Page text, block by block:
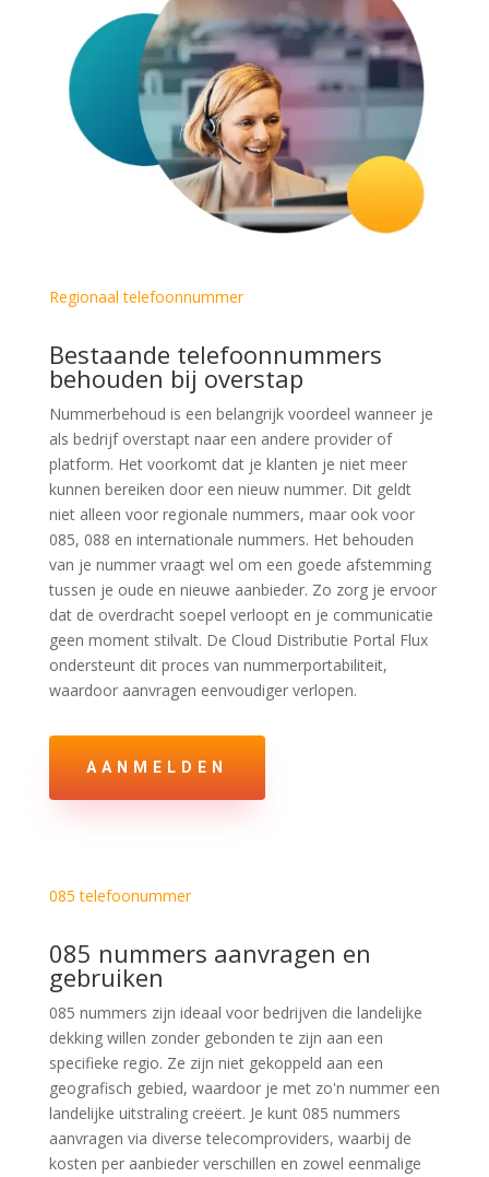
Regionaal telefoonnummer
Bestaande telefoonnummers
behouden bij overstap
Nummerbehoud is een belangrijk voordeel wanneer je
als bedrijf overstapt naar een andere provider of
platform. Het voorkomt dat je klanten je niet meer
kunnen bereiken door een nieuw nummer. Dit geldt
niet alleen voor regionale nummers, maar ook voor
085, 088 en internationale nummers. Het behouden
van je nummer vraagt wel om een goede afstemming
tussen je oude en nieuwe aanbieder. Zo zorg je ervoor
dat de overdracht soepel verloopt en je communicatie
geen moment stilvalt. De Cloud Distributie Portal Flux
ondersteunt dit proces van nummerportabiliteit,
waardoor aanvragen eenvoudiger verlopen.
AANMELDEN
085 telefoonummer
085 nummers aanvragen en
gebruiken
085 nummers zijn ideaal voor bedrijven die landelijke
dekking willen zonder gebonden te zijn aan een
specifieke regio. Ze zijn niet gekoppeld aan een
geografisch gebied, waardoor je met zo'n nummer een
landelijke uitstraling creëert. Je kunt 085 nummers
aanvragen via diverse telecomproviders, waarbij de
kosten per aanbieder verschillen en zowel eenmalige